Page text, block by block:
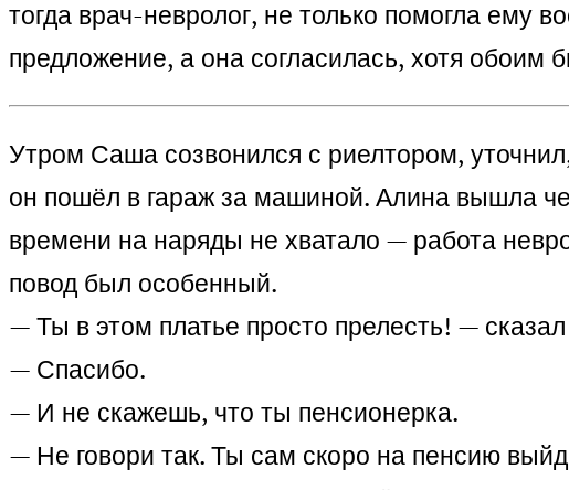
тогда врач-невролог, не только помогла ему
предложение, а она согласилась, хотя обоим
Утром Саша созвонился с риелтором,
он пошёл в гараж за машиной.Алина вышла
времени на наряды не хватало — работа
повод был особенный.
— Ты в этом платье просто прелесть! —
— Спасибо.
— И не скажешь, что ты пенсионерка.
— Не говори так. Ты сам скоро на пенсию